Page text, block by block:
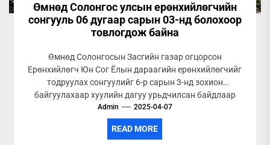
Өмнөд Солонгос улсын ерөнхийлөгчийн
сонгууль 06 дугаар сарын 03-нд болохоор
товлогдож байна
Өмнөд Солонгосын Засгийн газар огцорсон
Ерөнхийлөгч Юн Сог Ёлын дараагийн ерөнхийлөгчийг
тодруулах сонгуулийг 6-р сарын 3-нд зохион
байгуулахаар хуулийн дагуу урьдчилсан байдлаар
товлоод байна. Энэхүү...
Admin 2025-04-07
READ MORE